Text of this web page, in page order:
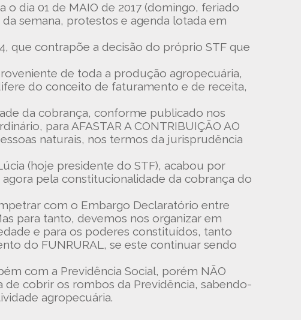
o dia 01 de MAIO de 2017 (domingo, feriado
semana, protestos e agenda lotada em
que contrapõe a decisão do próprio STF que
de toda a produção agropecuária,
do conceito de faturamento e de receita,
da cobrança, conforme publicado nos
para AFASTAR A CONTRIBUIÇÃO AO
naturais, nos termos da jurisprudência
(hoje presidente do STF), acabou por
pela constitucionalidade da cobrança do
com o Embargo Declaratório entre
para tanto, devemos nos organizar em
e para os poderes constituídos, tanto
do FUNRURAL, se este continuar sendo
com a Previdência Social, porém NÃO
cobrir os rombos da Previdência, sabendo-
agropecuária.